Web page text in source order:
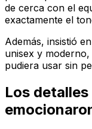
de cerca con el
exactamente el
Además, insistió
unisex y
pudiera usar sin
Los